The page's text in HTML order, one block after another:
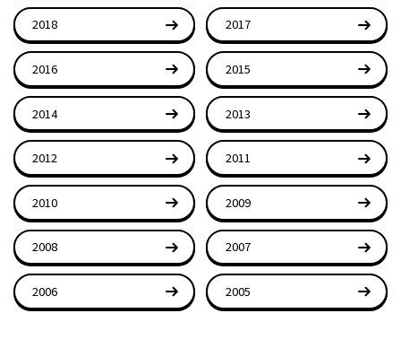
2018 2017
2016 2015
2014 2013
2012 2011
2010 2009
2008 2007
2006 2005